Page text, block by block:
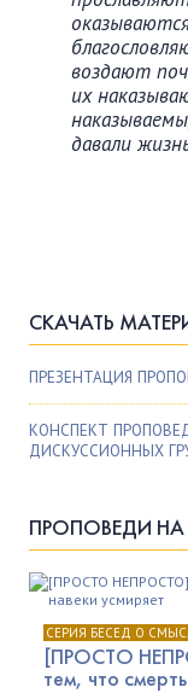
воздают
их
давали
СКАЧАТЬ
ПРЕЗЕНТАЦИЯ
КОНСПЕКТ
ДИСКУССИОННЫХ
ПРОПОВЕДИ НА
СЕРИЯ БЕСЕД О
[ПРОСТО
тем, что